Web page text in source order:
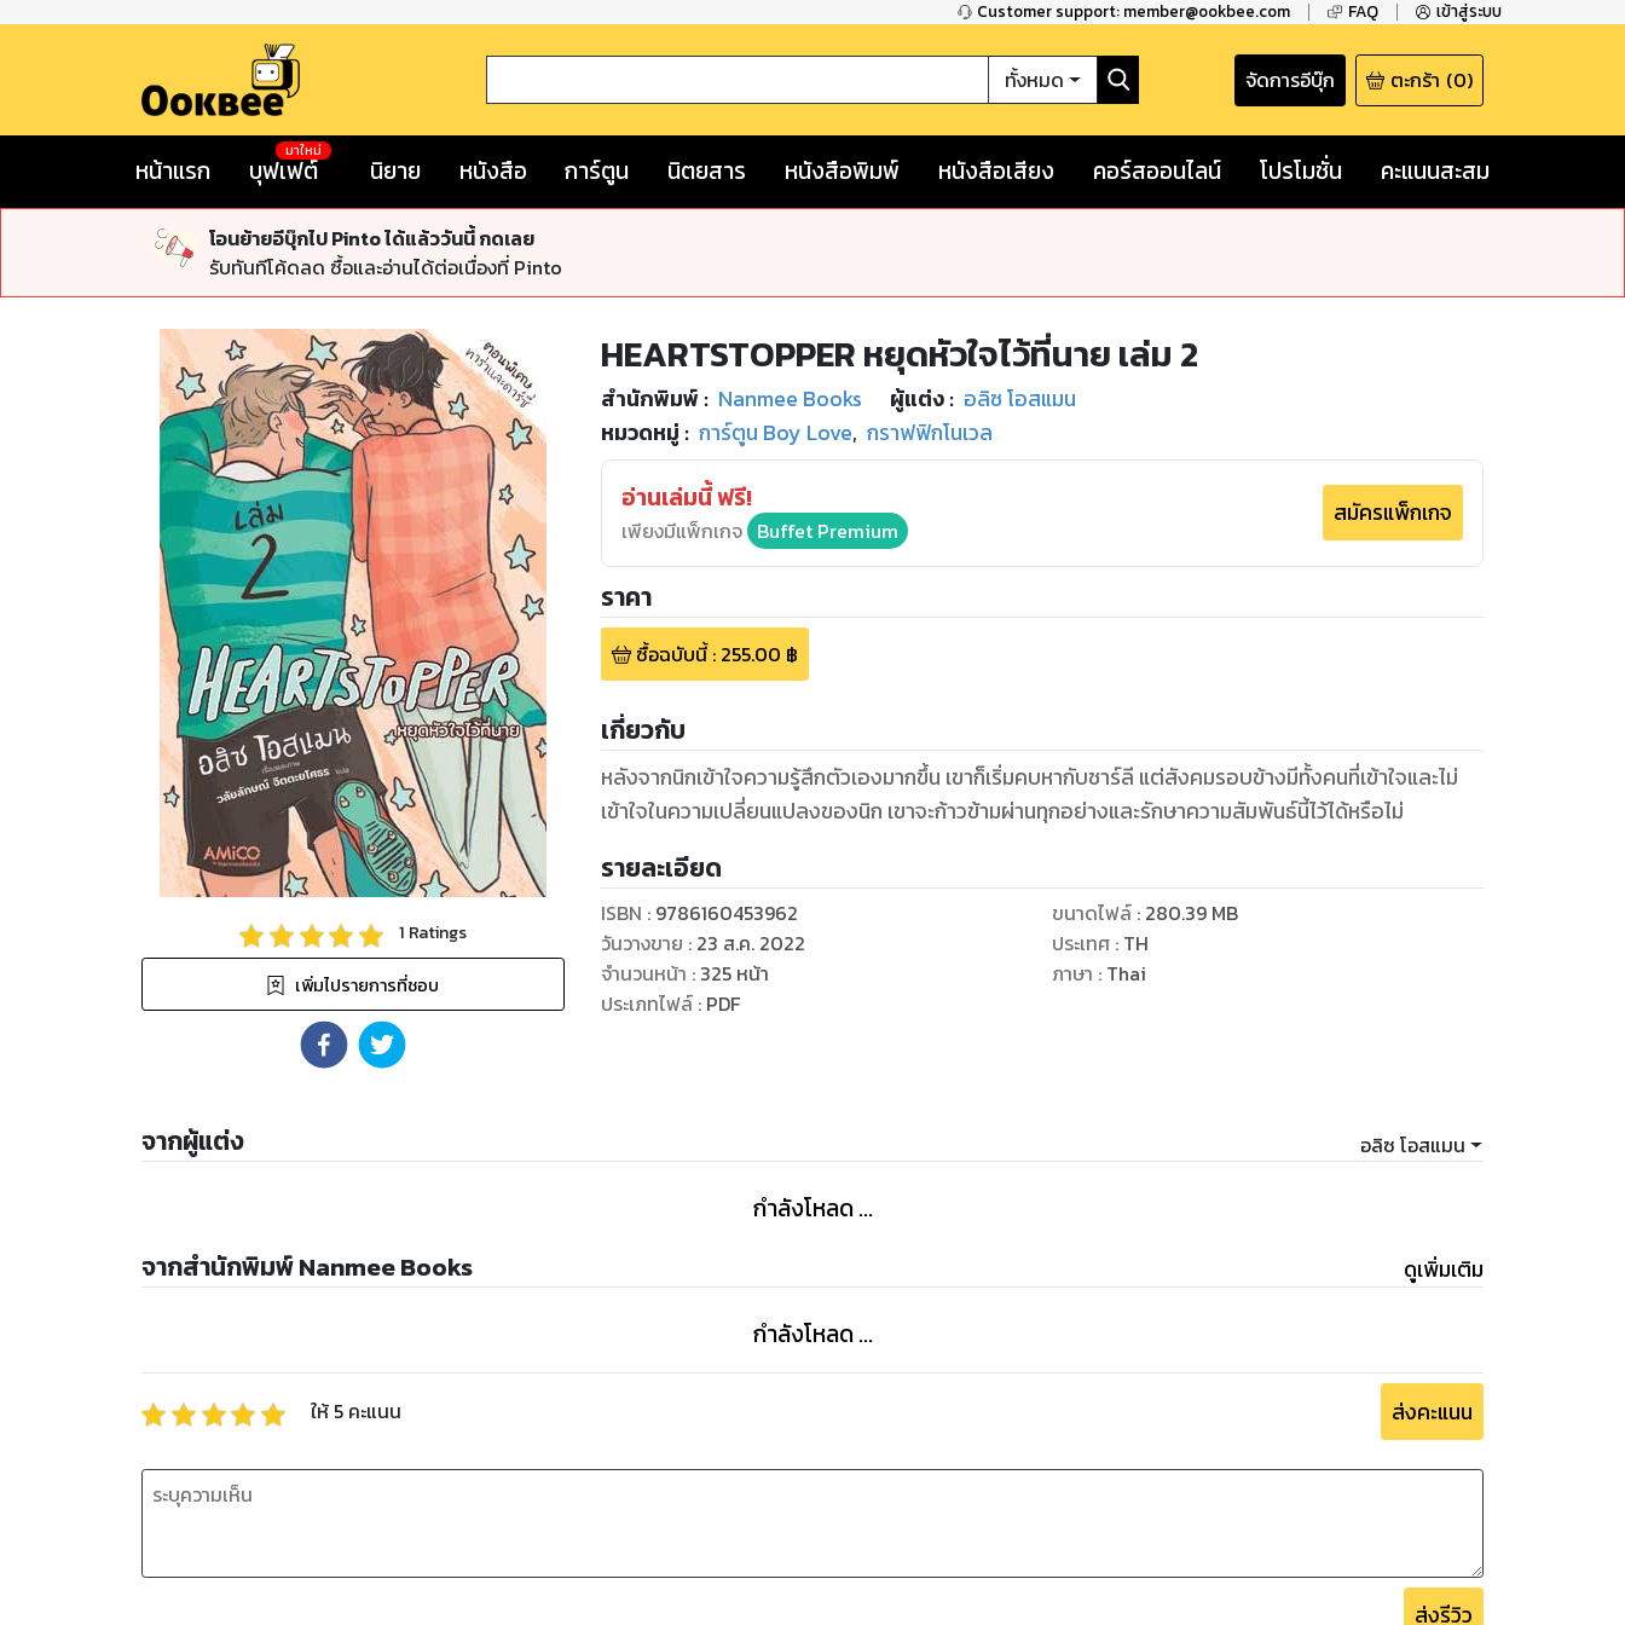
Customer support: member@ookbee.com FAQ เข้าสู่ระบบ
ทั้งหมด จัดการอีบุ๊ก ตะกร้า (0)
หน้าแรก บุฟเฟต์
มาใหม่
นิยาย หนังสือ การ์ตูน นิตยสาร หนังสือพิมพ์ หนังสือเสียง คอร์สออนไลน์ โปรโมชั่น คะแนนสะสม
โอนย้ายอีบุ๊กไป Pinto ได้แล้ววันนี้ กดเลย
รับทันทีโค้ดลด ซื้อและอ่านได้ต่อเนื่องที่ Pinto
1 Ratings
เพิ่มไปรายการที่ชอบ
HEARTSTOPPER หยุดหัวใจไว้ที่นาย เล่ม 2
สำนักพิมพ์ : Nanmee Books ผู้แต่ง : อลิซ โอสแมน
หมวดหมู่ : การ์ตูน Boy Love, กราฟฟิกโนเวล
อ่านเล่มนี้ ฟรี!
เพียงมีแพ็กเกจ Buffet Premium
สมัครแพ็กเกจ
ราคา
ซื้อฉบับนี้: 255.00 ฿
เกี่ยวกับ
หลังจากนิกเข้าใจความรู้สึกตัวเองมากขึ้น เขาก็เริ่มคบหากับชาร์ลี แต่สังคมรอบข้างมีทั้งคนที่เข้าใจและไม่
เข้าใจในความเปลี่ยนแปลงของนิก เขาจะก้าวข้ามผ่านทุกอย่างและรักษาความสัมพันธ์นี้ไว้ได้หรือไม่
รายละเอียด
ISBN : 9786160453962
วันวางขาย : 23 ส.ค. 2022
จำนวนหน้า : 325 หน้า
ประเภทไฟล์: PDF
ขนาดไฟล์: 280.39 MB
ประเทศ : TH
ภาษา : Thai
จากผู้แต่ง อลิซ โอสแมน
กำลังโหลด ...
จากสำนักพิมพ์ Nanmee Books ดูเพิ่มเติม
กำลังโหลด ...
ให้ 5 คะแนน ส่งคะแนน
ส่งรีวิว